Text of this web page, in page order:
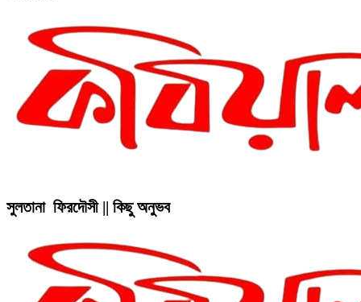
সুলতানা ফিরদৌসী || কিছু অনুভব